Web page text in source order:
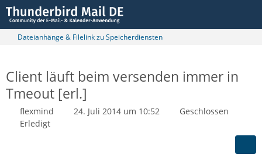
Dateianhänge & Filelink zu Speicherdiensten
Client läuft beim versenden immer in
Tmeout [erl.]
flexmind 24. Juli 2014 um 10:52
Geschlossen
Erledigt